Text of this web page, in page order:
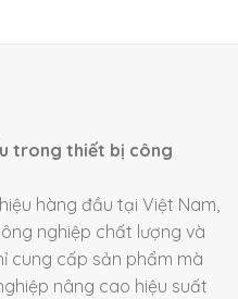
trong thiết bị công
hàng đầu tại Việt Nam,
nghiệp chất lượng và
cung cấp sản phẩm mà
nâng cao hiệu suất